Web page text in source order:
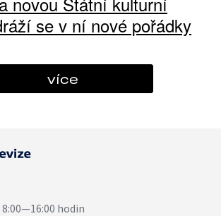
se v ní nové pořádky
více